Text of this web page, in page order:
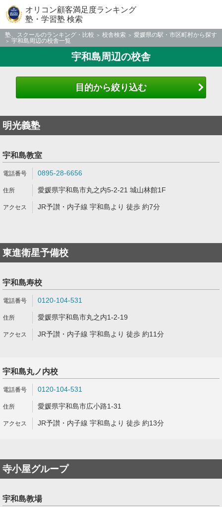
オリコン顧客満足度ランキング
塾・学習塾 検索
塾、スクールのランキング・比較 校舎検索
愛媛県の駅・市区町村から探す
宇和島周辺の校舎一覧
宇和島周辺の校舎
目的から絞り込む
明光義塾
宇和島教室
0895-28-6656
愛媛県宇和島市丸之内5-2-21 城山林館1F
JR予讃・内子線 宇和島より 徒歩 約7分
東進衛星予備校
宇和島寿校
0120-104-531
愛媛県宇和島市丸之内1-2-19
JR予讃・内子線 宇和島より 徒歩 約11分
宇和島丸ノ内校
0120-104-531
愛媛県宇和島市広小路1-31
JR予讃・内子線 宇和島より 徒歩 約13分
寺小屋グループ
宇和島教場